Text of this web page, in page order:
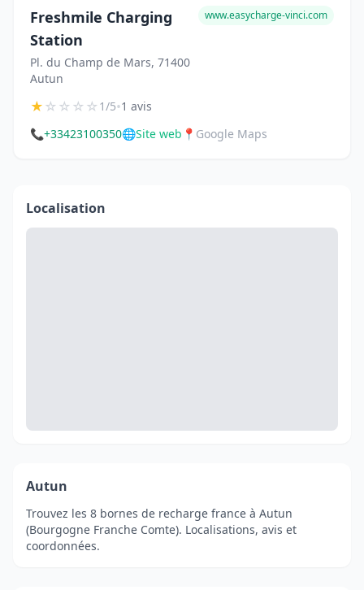
Freshmile Charging
Station
Pl. du Champ de Mars, 71400
Autun
www.easycharge-vinci.com
★☆☆☆☆1/5•1 avis
📞+33423100350🌐Site web 📍 Google Maps
Localisation
Autun
Trouvez les 8 bornes de recharge france à Autun
(Bourgogne Franche Comte). Localisations, avis et
coordonnées.